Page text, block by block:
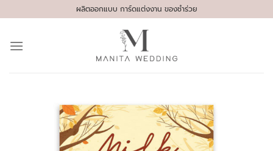
to
ผลิตออกแบบ การ์ดแต่งงาน ของชำร่วย